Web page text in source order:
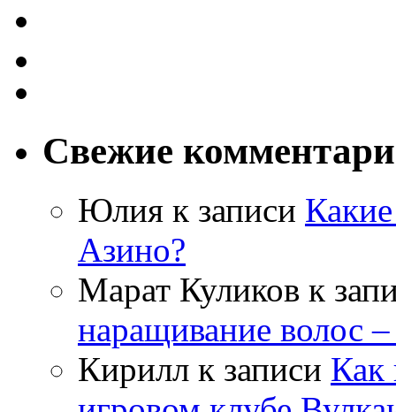
Свежие
Юлия к записи
Азино?
Марат Куликов к
наращивание волос
Кирилл к записи Как